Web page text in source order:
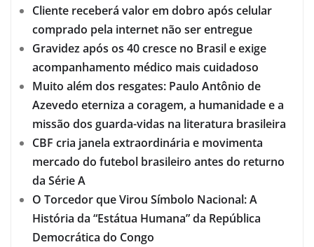
Cliente receberá valor em dobro após celular
comprado pela internet não ser entregue
Gravidez após os 40 cresce no Brasil e exige
acompanhamento médico mais cuidadoso
Muito além dos resgates: Paulo Antônio de
Azevedo eterniza a coragem, a humanidade e a
missão dos guarda-vidas na literatura brasileira
CBF cria janela extraordinária e movimenta
mercado do futebol brasileiro antes do returno
da Série A
O Torcedor que Virou Símbolo Nacional: A
História da “Estátua Humana” da República
Democrática do Congo